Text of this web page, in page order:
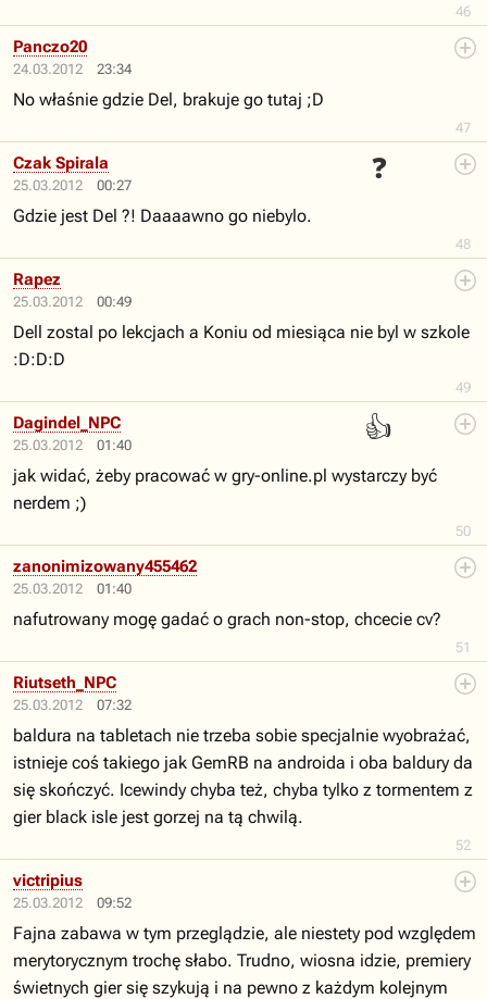
46
24.03.2012 23:34
47
Panczo20
No właśnie gdzie Del, brakuje go tutaj ;D
25.03.2012 00:27
❓
48
Czak Spirala
Gdzie jest Del ?! Daaaawno go niebylo.
25.03.2012 00:49
49
Rapez
Dell zostal po lekcjach a Koniu od miesiąca nie byl w szkole
:D:D:D
25.03.2012 01:40
👍
50
Dagindel_NPC
jak widać, żeby pracować w gry-online.pl wystarczy być
nerdem ;)
25.03.2012 01:40
51
zanonimizowany455462
nafutrowany mogę gadać o grach non-stop, chcecie cv?
25.03.2012 07:32
52
Riutseth_NPC
baldura na tabletach nie trzeba sobie specjalnie wyobrażać,
istnieje coś takiego jak GemRB na androida i oba baldury da
się skończyć. Icewindy chyba też, chyba tylko z tormentem z
gier black isle jest gorzej na tą chwilą.
25.03.2012 09:52
victripius
Fajna zabawa w tym przeglądzie, ale niestety pod względem
merytorycznym trochę słabo. Trudno, wiosna idzie, premiery
świetnych gier się szykują i na pewno z każdym kolejnym